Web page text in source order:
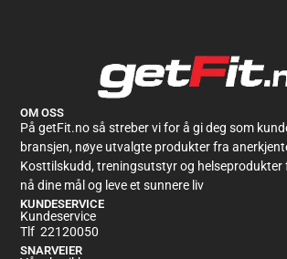
OM OSS
På getFit.no så streber vi for å gi deg som
bransjen, nøye utvalgte produkter fra
Kosttilskudd, treningsutstyr og helseprodukter
nå dine mål og leve et sunnere liv
KUNDESERVICE
Kundeservice
Tlf 22120050
SNARVEIER